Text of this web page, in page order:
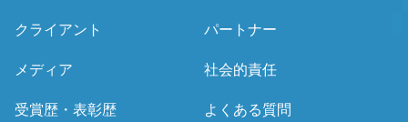
クライアント パートナー
メディア 社会的責任
受賞歴・表彰歴 よくある質問